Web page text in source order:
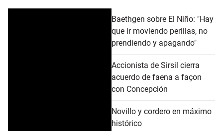
Baethgen sobre El Niño: "Hay
que ir moviendo perillas, no
prendiendo y apagando"
Accionista de Sirsil cierra
acuerdo de faena a façon
con Concepción
Novillo y cordero en máximo
histórico